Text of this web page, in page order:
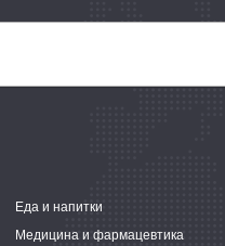
Еда и напитки
Медицина и фармацевтика